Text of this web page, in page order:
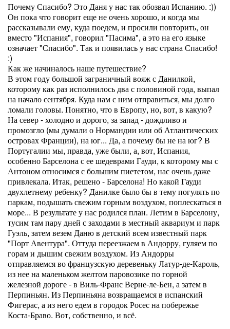
Почему Спасибо? Это Даня у нас так обозвал Испанию. :))
Он пока что говорит еще не очень хорошо, и когда мы
рассказывали ему, куда поедем, и просили повторить, он
вместо "Испания", говорил "Пасима", а это на его языке
означает "Спасибо". Так и появилась у нас страна Спасибо!
:)
Как же начиналось наше путешествие?
В этом году большой заграничный вояж с Данилкой,
которому как раз исполнилось два с половиной года, выпал
на начало сентября. Куда нам с ним отправиться, мы долго
ломали головы. Понятно, что в Европу, но, вот, в какую?
На север - холодно и дорого, за запад - дождливо и
промозгло (мы думали о Нормандии или об Атлантических
островах Франции), на юг... Да, а почему бы не на юг? В
Португалии мы, правда, уже были, а, вот, Испания,
особенно Барселона с ее шедеврами Гауди, к которому мы с
Антоном относимся с большим пиететом, нас очень даже
привлекала. Итак, решено - Барселона! Но какой Гауди
двухлетнему ребенку? Данилке было бы в тему погулять по
паркам, подышать свежим горным воздухом, поплескаться в
море... В результате у нас родился план. Летим в Барселону,
тусим там пару дней с заходами в местный аквариум и парк
Гуэль, затем везем Даню в детский всем известный парк
"Порт Авентура". Оттуда переезжаем в Андорру, гуляем по
горам и дышим свежим воздухом. Из Андорры
отправляемся во французскую деревеньку Латур-де-Кароль,
из нее на маленьком желтом паровозике по горной
железной дороге - в Виль-Франс Верне-ле-Бен, а затем в
Перпиньян. Из Перпиньяна возвращаемся в испанский
Фигерас, а из него едем в городок Росес на побережье
Коста-Браво. Вот, собственно, и всё.